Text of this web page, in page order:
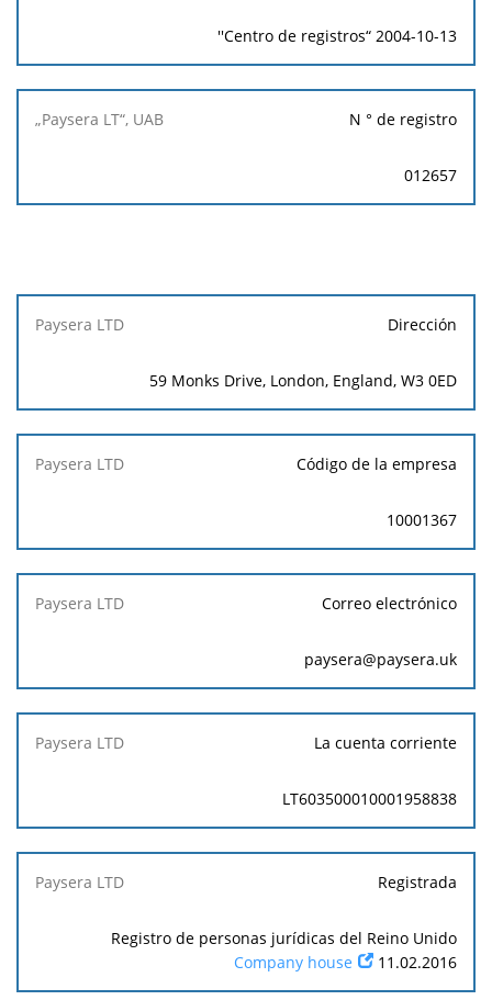
''Centro de registros“ 2004-10-13
N ° de registro
012657
Paysera
Dirección
59 Monks Drive, London, England, W3 0ED
Código de la empresa
10001367
Correo electrónico
paysera@paysera.uk
La cuenta corriente
LT603500010001958838
Registrada
Registro de personas jurídicas del Reino Unido
Company house
11.02.2016